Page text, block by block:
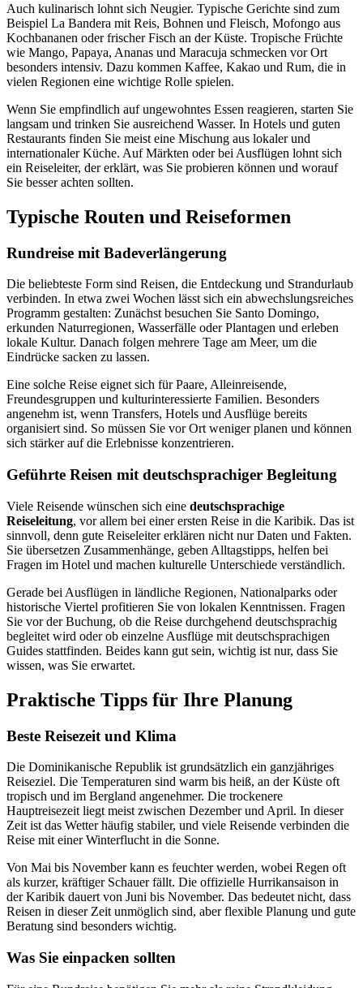
Auch kulinarisch lohnt sich Neugier. Typische Gerichte sind zum
Beispiel La Bandera mit Reis, Bohnen und Fleisch, Mofongo aus
Kochbananen oder frischer Fisch an der Küste. Tropische Früchte
wie Mango, Papaya, Ananas und Maracuja schmecken vor Ort
besonders intensiv. Dazu kommen Kaffee, Kakao und Rum, die in
vielen Regionen eine wichtige Rolle spielen.
Wenn Sie empfindlich auf ungewohntes Essen reagieren, starten Sie
langsam und trinken Sie ausreichend Wasser. In Hotels und guten
Restaurants finden Sie meist eine Mischung aus lokaler und
internationaler Küche. Auf Märkten oder bei Ausflügen lohnt sich
ein Reiseleiter, der erklärt, was Sie probieren können und worauf
Sie besser achten sollten.
Typische Routen und Reiseformen
Rundreise mit Badeverlängerung
Die beliebteste Form sind Reisen, die Entdeckung und Strandurlaub
verbinden. In etwa zwei Wochen lässt sich ein abwechslungsreiches
Programm gestalten: Zunächst besuchen Sie Santo Domingo,
erkunden Naturregionen, Wasserfälle oder Plantagen und erleben
lokale Kultur. Danach folgen mehrere Tage am Meer, um die
Eindrücke sacken zu lassen.
Eine solche Reise eignet sich für Paare, Alleinreisende,
Freundesgruppen und kulturinteressierte Familien. Besonders
angenehm ist, wenn Transfers, Hotels und Ausflüge bereits
organisiert sind. So müssen Sie vor Ort weniger planen und können
sich stärker auf die Erlebnisse konzentrieren.
Geführte Reisen mit deutschsprachiger Begleitung
Viele Reisende wünschen sich eine deutschsprachige
Reiseleitung, vor allem bei einer ersten Reise in die Karibik. Das ist
sinnvoll, denn gute Reiseleiter erklären nicht nur Daten und Fakten.
Sie übersetzen Zusammenhänge, geben Alltagstipps, helfen bei
Fragen im Hotel und machen kulturelle Unterschiede verständlich.
Gerade bei Ausflügen in ländliche Regionen, Nationalparks oder
historische Viertel profitieren Sie von lokalen Kenntnissen. Fragen
Sie vor der Buchung, ob die Reise durchgehend deutschsprachig
begleitet wird oder ob einzelne Ausflüge mit deutschsprachigen
Guides stattfinden. Beides kann gut sein, wichtig ist nur, dass Sie
wissen, was Sie erwartet.
Praktische Tipps für Ihre Planung
Beste Reisezeit und Klima
Die Dominikanische Republik ist grundsätzlich ein ganzjähriges
Reiseziel. Die Temperaturen sind warm bis heiß, an der Küste oft
tropisch und im Bergland angenehmer. Die trockenere
Hauptreisezeit liegt meist zwischen Dezember und April. In dieser
Zeit ist das Wetter häufig stabiler, und viele Reisende verbinden die
Reise mit einer Winterflucht in die Sonne.
Von Mai bis November kann es feuchter werden, wobei Regen oft
als kurzer, kräftiger Schauer fällt. Die offizielle Hurrikansaison in
der Karibik dauert von Juni bis November. Das bedeutet nicht, dass
Reisen in dieser Zeit unmöglich sind, aber flexible Planung und gute
Beratung sind besonders wichtig.
Was Sie einpacken sollten